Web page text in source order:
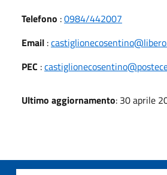
Telefono :0984/442007
Email :
PEC :
Ultimo aggiornamento: 30 aprile